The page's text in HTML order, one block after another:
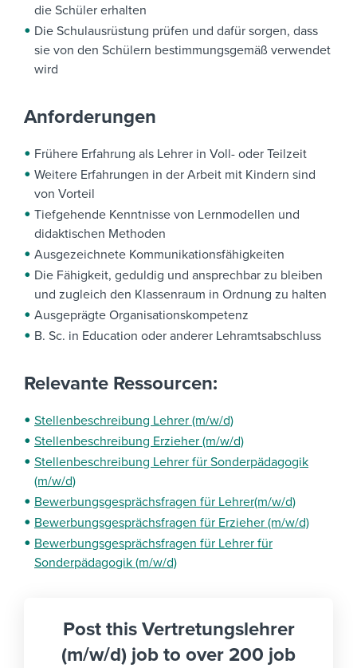
die Schüler erhalten
Die Schulausrüstung prüfen und dafür sorgen, dass
sie von den Schülern bestimmungsgemäß verwendet
wird
Anforderungen
Frühere Erfahrung als Lehrer in Voll- oder Teilzeit
Weitere Erfahrungen in der Arbeit mit Kindern sind
von Vorteil
Tiefgehende Kenntnisse von Lernmodellen und
didaktischen Methoden
Ausgezeichnete Kommunikationsfähigkeiten
Die Fähigkeit, geduldig und ansprechbar zu bleiben
und zugleich den Klassenraum in Ordnung zu halten
Ausgeprägte Organisationskompetenz
B. Sc. in Education oder anderer Lehramtsabschluss
Relevante Ressourcen:
Stellenbeschreibung Lehrer (m/w/d)
Stellenbeschreibung Erzieher (m/w/d)
Stellenbeschreibung Lehrer für Sonderpädagogik
(m/w/d)
Bewerbungsgesprächsfragen für Lehrer(m/w/d)
Bewerbungsgesprächsfragen für Erzieher (m/w/d)
Bewerbungsgesprächsfragen für Lehrer für
Sonderpädagogik (m/w/d)
Post this Vertretungslehrer
(m/w/d) job to over 200 job